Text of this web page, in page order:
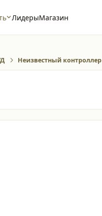
ЛидерыМагазин
Неизвестный контроллер